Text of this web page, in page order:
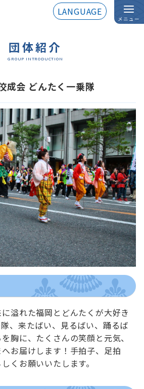
LANGUAGE
メニュー
団体紹介
GROUP INTRODUCTION
成会 どんたく一乗隊
溢れた福岡とどんたくが大好き
、来たばい、見るばい、踊るば
胸に、たくさんの笑顔と元気、
お届けします！手拍子、足拍
くお願いいたします。